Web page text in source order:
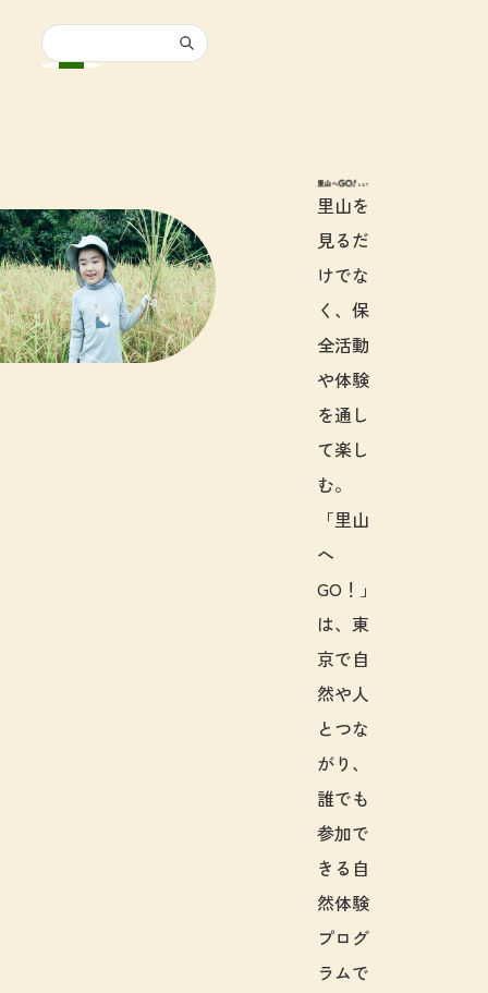
里山へGO!と
里山を
見るだ
けでな
く、保
全活動
や体験
を通し
て楽し
む。
「里山
へ
GO！」
は、東
京で自
然や人
とつな
がり、
誰でも
参加で
きる自
然体験
プログ
ラムで